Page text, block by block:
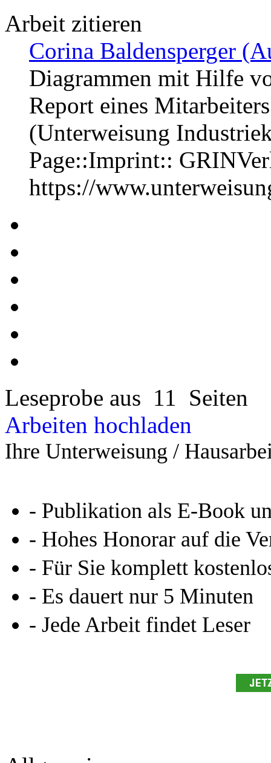
Arbeit zitieren
Corina Baldensperger
Diagrammen mit Hilfe
Report eines
(Unterweisung
Page::Imprint::
https://
Leseprobe aus 11 Seiten
Arbeiten hochladen
Ihre Unterweisung /
- Publikation als E-Book
- Hohes Honorar auf die
- Für Sie komplett
- Es dauert nur 5 Minuten
- Jede Arbeit findet Leser